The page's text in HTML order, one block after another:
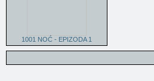
1001 NOĆ - EPIZODA 1